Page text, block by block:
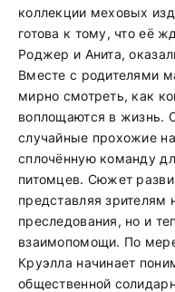
коллекции меховых
готова к тому, что её
Роджер и Анита,
Вместе с родителями
мирно смотреть, как
воплощаются в жизнь.
случайные прохожие
сплочённую команду
питомцев. Сюжет
представляя зрителям
преследования, но и
взаимопомощи. По
Круэлла начинает
общественной